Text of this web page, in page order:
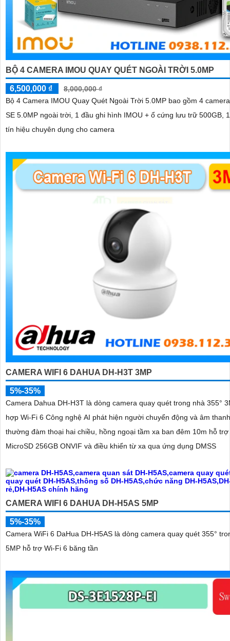
BỘ 4 CAMERA IMOU QUAY QUÉT NGOÀI TRỜI 5.0MP
6,500,000 ₫
8,000,000 ₫
Bộ 4 Camera IMOU Quay Quét Ngoài Trời 5.0MP bao gồm 4
SE 5.0MP ngoài trời, 1 đầu ghi hình IMOU + ổ cứng lưu trữ 500GB,
tín hiệu chuyên dụng cho camera
CAMERA WIFI 6 DAHUA DH-H3T 3MP
5%-35%
Camera Dahua DH-H3T là dòng camera quay quét trong nhà 355°
hợp Wi-Fi 6 Công nghệ AI phát hiện người chuyển động và âm
thường đàm thoại hai chiều, hồng ngoại tầm xa ban đêm 10m hỗ
MicroSD 256GB ONVIF và điều khiển từ xa qua ứng dụng DMSS
CAMERA WIFI 6 DAHUA DH-H5AS 5MP
5%-35%
Camera WiFi 6 DaHua DH-H5AS là dòng camera quay quét 355°
5MP hỗ trợ Wi-Fi 6 băng tần